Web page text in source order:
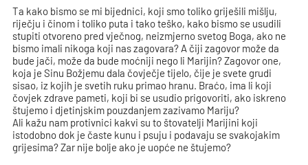
Ta kako bismo se mi bijednici, koji smo toliko griješili mišlju,
riječju i činom i toliko puta i tako teško, kako bismo se usudili
stupiti otvoreno pred vječnog, neizmjerno svetog Boga, ako ne
bismo imali nikoga koji nas zagovara? A čiji zagovor može da
bude jači, može da bude moćniji nego li Marijin? Zagovor one,
koja je Sinu Božjemu dala čovječje tijelo, čije je svete grudi
sisao, iz kojih je svetih ruku primao hranu. Braćo, ima li koji
čovjek zdrave pameti, koji bi se usudio prigovoriti, ako iskreno
štujemo i djetinjskim pouzdanjem zazivamo Mariju?
Ali kažu nam protivnici kakvi su to štovatelji Marijini koji
istodobno dok je časte kunu i psuju i podavaju se svakojakim
grijesima? Zar nije bolje ako je uopće ne štujemo?